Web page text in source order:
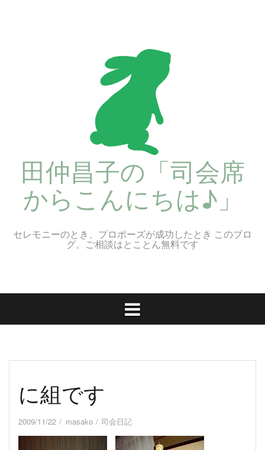
田仲昌子の「司会席
からこんにちは♪」
セレモニーのとき、プロポーズが成功したとき このブロ
グ。ご相談はとことん無料です
に組です
2009/11/22 masako 司会日記